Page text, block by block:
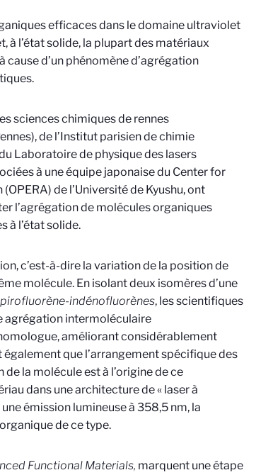
efficaces dans le domaine ultraviolet
à l’état solide, la plupart des matériaux
d’un phénomène d’agrégation
sciences chimiques de rennes
de l’Institut parisien de chimie
Laboratoire de physique des lasers
à une équipe japonaise du Center for
de l’Université de Kyushu, ont
l’agrégation de molécules organiques
à l’état solide.
c’est-à-dire la variation de la position de
molécule. En isolant deux isomères d’une
indénofluorènes, les scientifiques
agrégation intermoléculaire
améliorant considérablement
que l’arrangement spécifique des
la molécule est à l’origine de ce
dans une architecture de « laser à
émission lumineuse à 358,5 nm, la
de ce type.
Functional Materials, marquent une étape